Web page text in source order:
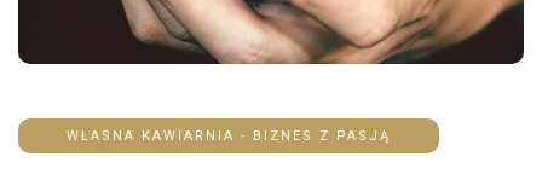
WŁASNA KAWIARNIA - BIZNES Z PASJĄ